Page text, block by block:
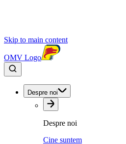
Skip to main content
OMV Logo
Despre noi
Despre noi
Cine suntem